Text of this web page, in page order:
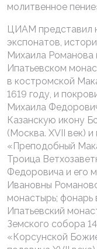
молитвенное
ЦИАМ представил
экспонатов,
Михаила Романова
Ипатьевском
в костромской
1619 году, и
Михаила
Казанскую икону
(Москва. XVII век)
«Преподобный
Троица
Федоровича и его
Ивановны
монастырь; фонарь
Ипатьевский
Земского собора
«Корсунской